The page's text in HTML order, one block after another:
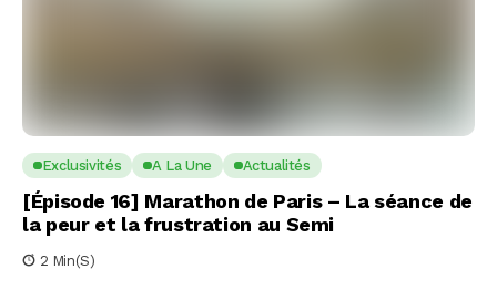
Exclusivités A La Une Actualités
[Épisode 16] Marathon de Paris – La séance de
la peur et la frustration au Semi
2 Min(s)